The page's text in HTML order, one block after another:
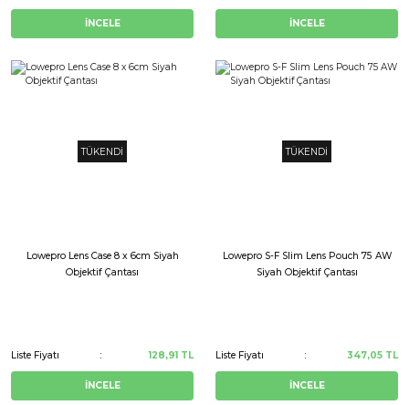
İNCELE İNCELE
TÜKENDİ
Lowepro Lens Case 8 x 6cm Siyah
Objektif Çantası
Liste Fiyatı 128,91 TL
İNCELE
TÜKENDİ
Lowepro S-F Slim Lens Pouch 75 AW
Siyah Objektif Çantası
Liste Fiyatı 347,05 TL
İNCELE